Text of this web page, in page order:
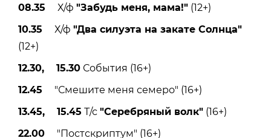
08.35 Х/ф "Забудь меня, мама!" (12+)
10.35 Х/ф "Два силуэта на закате Солнца"
(12+)
12.30, 15.30 События (16+)
12.45 "Смешите меня семеро" (16+)
13.45, 15.45 Т/с "Серебряный волк" (16+)
22.00 "Постскриптум" (16+)